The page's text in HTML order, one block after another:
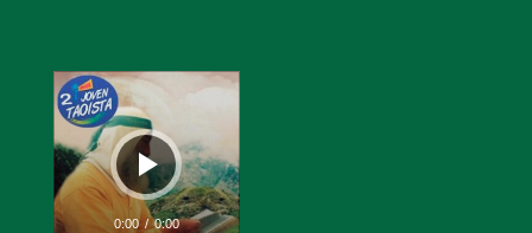
Audio
Player
0:00 / 0:00